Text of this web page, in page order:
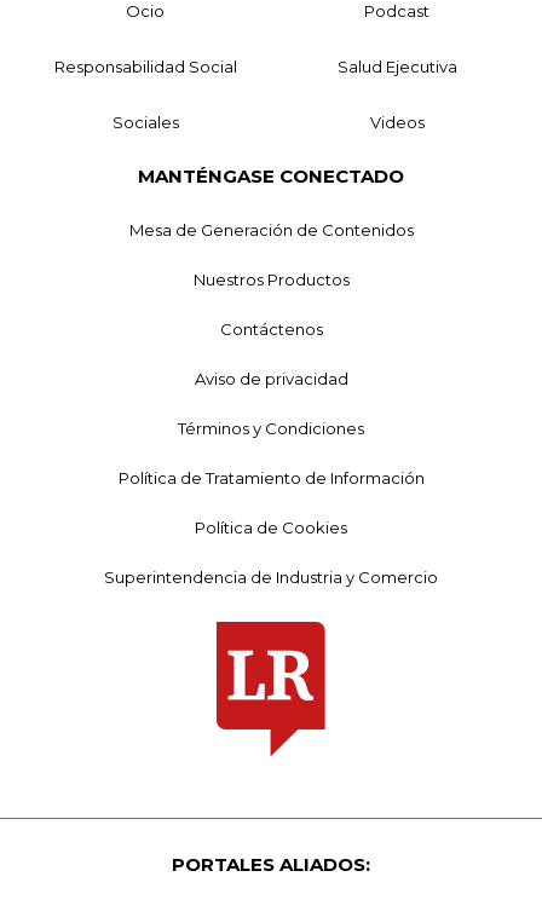
Ocio Podcast
Responsabilidad Social Salud Ejecutiva
Sociales Videos
MANTÉNGASE CONECTADO
Mesa de Generación de Contenidos
Nuestros Productos
Contáctenos
Aviso de privacidad
Términos y Condiciones
Política de Tratamiento de Información
Política de Cookies
Superintendencia de Industria y Comercio
PORTALES ALIADOS: